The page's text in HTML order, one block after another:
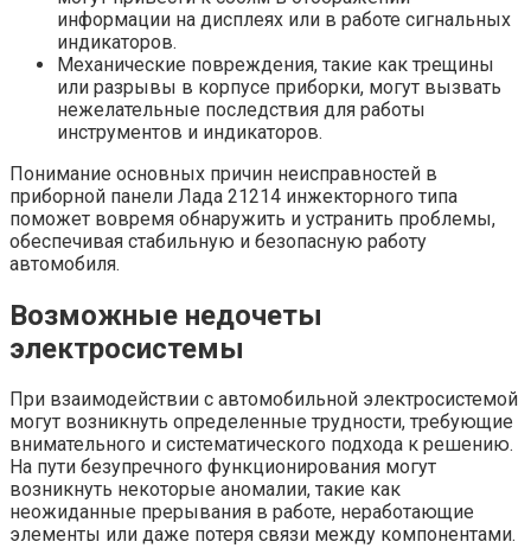
информации на дисплеях или в работе сигнальных
индикаторов.
Механические повреждения, такие как трещины
или разрывы в корпусе приборки, могут вызвать
нежелательные последствия для работы
инструментов и индикаторов.
Понимание основных причин неисправностей в
приборной панели Лада 21214 инжекторного типа
поможет вовремя обнаружить и устранить проблемы,
обеспечивая стабильную и безопасную работу
автомобиля.
Возможные недочеты
электросистемы
При взаимодействии с автомобильной электросистемой
могут возникнуть определенные трудности, требующие
внимательного и систематического подхода к решению.
На пути безупречного функционирования могут
возникнуть некоторые аномалии, такие как
неожиданные прерывания в работе, неработающие
элементы или даже потеря связи между компонентами.